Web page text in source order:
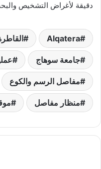
دقيقة لأغراض التشخيص
Alqatera
جامعة سوهاج
مفاصل الرسم والكوع
منظار مفاصل